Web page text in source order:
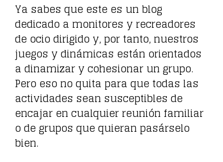
Ya sabes que este es un blog
dedicado a monitores y recreadores
de ocio dirigido y, por tanto, nuestros
juegos y dinámicas están orientados
a dinamizar y cohesionar un grupo.
Pero eso no quita para que todas las
actividades sean susceptibles de
encajar en cualquier reunión familiar
o de grupos que quieran pasárselo
bien.